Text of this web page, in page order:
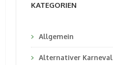
KATEGORIEN
Allgemein
Alternativer Karneval